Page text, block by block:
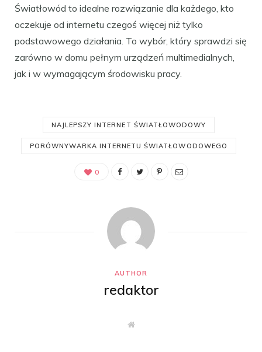
Światłowód to idealne rozwiązanie dla każdego, kto
oczekuje od internetu czegoś więcej niż tylko
podstawowego działania. To wybór, który sprawdzi się
zarówno w domu pełnym urządzeń multimedialnych,
jak i w wymagającym środowisku pracy.
NAJLEPSZY INTERNET ŚWIATŁOWODOWY
PORÓWNYWARKA INTERNETU ŚWIATŁOWODOWEGO
0
AUTHOR
redaktor
W